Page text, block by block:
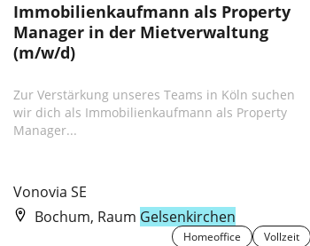
Immobilienkaufmann als Property
Manager in der Mietverwaltung
(m/w/d)
Zur Verstärkung unseres Teams in Köln suchen
wir dich als Immobilienkaufmann als Property
Manager...
Vonovia SE
Bochum, Raum Gelsenkirchen
Homeoffice Vollzeit